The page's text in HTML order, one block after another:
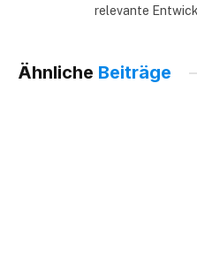
relevante
Ähnliche Beiträge